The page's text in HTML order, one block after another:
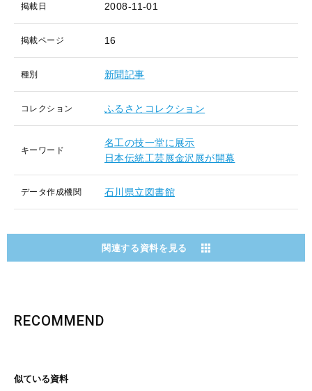
掲載日 2008-11-01
掲載ページ 16
種別 新聞記事
コレクション ふるさとコレクション
キーワード
名工の技一堂に展示
日本伝統工芸展金沢展が開幕
データ作成機関 石川県立図書館
関連する資料を見る
RECOMMEND
似ている資料